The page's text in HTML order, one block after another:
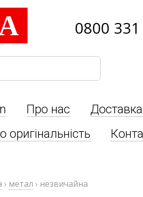
0800
Про нас
оригінальність
› метал › незвичайна